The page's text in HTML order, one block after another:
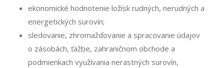
ekonomické hodnotenie ložísk rudných, nerudných a
energetických surovín;
sledovanie, zhromažďovanie a spracovanie údajov
o zásobách, ťažbe, zahraničnom obchode a
podmienkach využívania nerastných surovín,